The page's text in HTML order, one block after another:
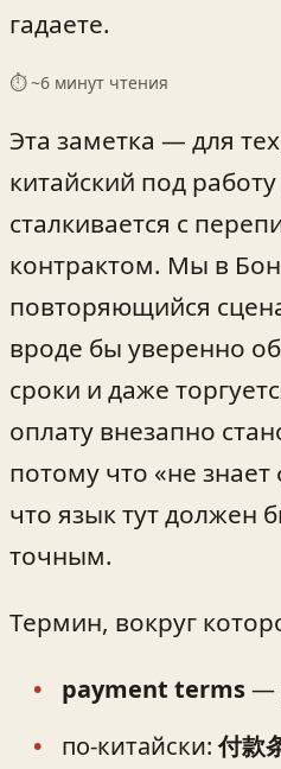
гадаете.
⏱ ~6 минут чтения
Эта заметка — для
китайский под
сталкивается с
контрактом. Мы в
повторяющийся
вроде бы уверенно
сроки и даже
оплату внезапно
потому что «не
что язык тут должен
точным.
Термин, вокруг
payment terms—
по‑китайски:付款